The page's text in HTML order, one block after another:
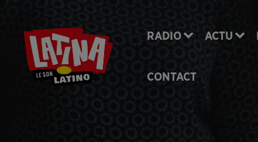
RADIO ACTU
CONTACT